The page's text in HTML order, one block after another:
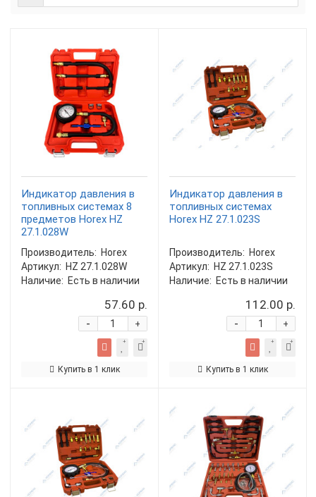
Индикатор давления в
топливных системах 8
предметов Horex HZ
27.1.028W
Производитель: Horex
Артикул: HZ 27.1.028W
Наличие: Есть в наличии
57.60 р.
+
-
Купить в 1 клик
Индикатор давления в
топливных системах
Horex HZ 27.1.023S
Производитель: Horex
Артикул: HZ 27.1.023S
Наличие: Есть в наличии
112.00 р.
+
-
Купить в 1 клик